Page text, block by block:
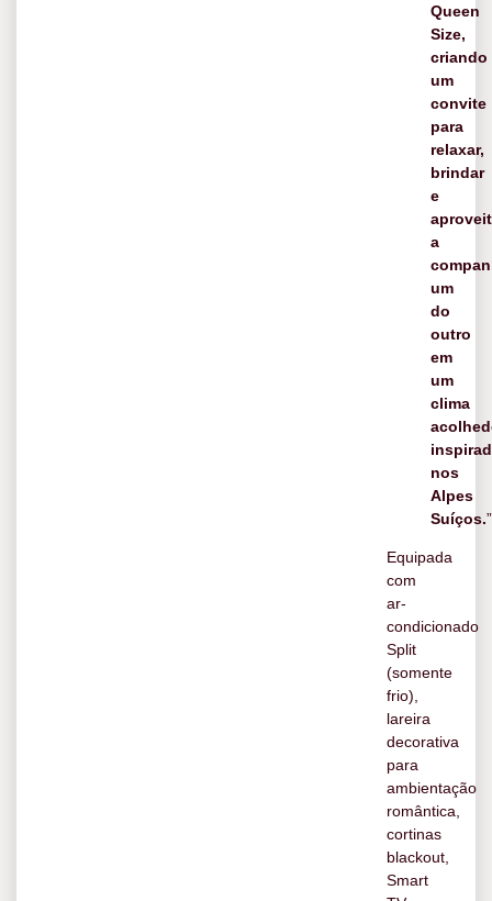
Queen
Size,
criando
um
convite
para
relaxar,
brindar
e
a
um
do
outro
em
um
clima
nos
Alpes
Suíços.”
Equipada
com
ar-
condicionado
Split
(somente
frio),
lareira
decorativa
para
ambientação
romântica,
cortinas
blackout,
Smart